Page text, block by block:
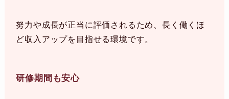
努力や成長が正当に評価されるため、長く働くほ
ど収入アップを目指せる環境です。
研修期間も安心